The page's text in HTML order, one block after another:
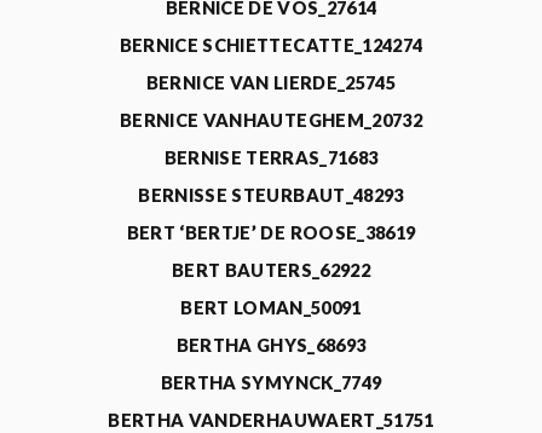
BERNICE DE VOS_27614
BERNICE SCHIETTECATTE_124274
BERNICE VAN LIERDE_25745
BERNICE VANHAUTEGHEM_20732
BERNISE TERRAS_71683
BERNISSE STEURBAUT_48293
BERT ‘BERTJE’ DE ROOSE_38619
BERT BAUTERS_62922
BERT LOMAN_50091
BERTHA GHYS_68693
BERTHA SYMYNCK_7749
BERTHA VANDERHAUWAERT_51751